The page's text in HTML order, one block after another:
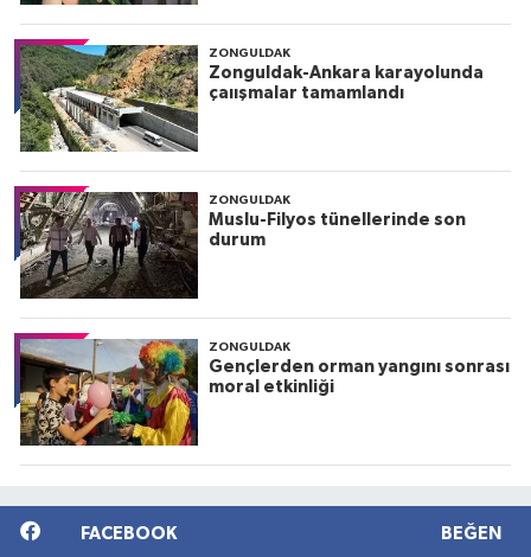
ZONGULDAK
Zonguldak-Ankara karayolunda
çaıışmalar tamamlandı
ZONGULDAK
Muslu-Filyos tünellerinde son
durum
ZONGULDAK
Gençlerden orman yangını sonrası
moral etkinliği
FACEBOOK BEĞEN